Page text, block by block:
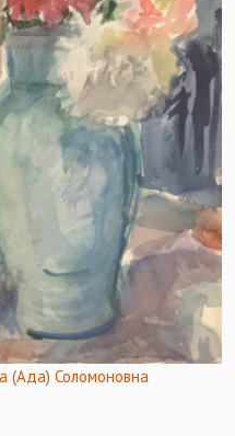
(Ада) Соломоновна